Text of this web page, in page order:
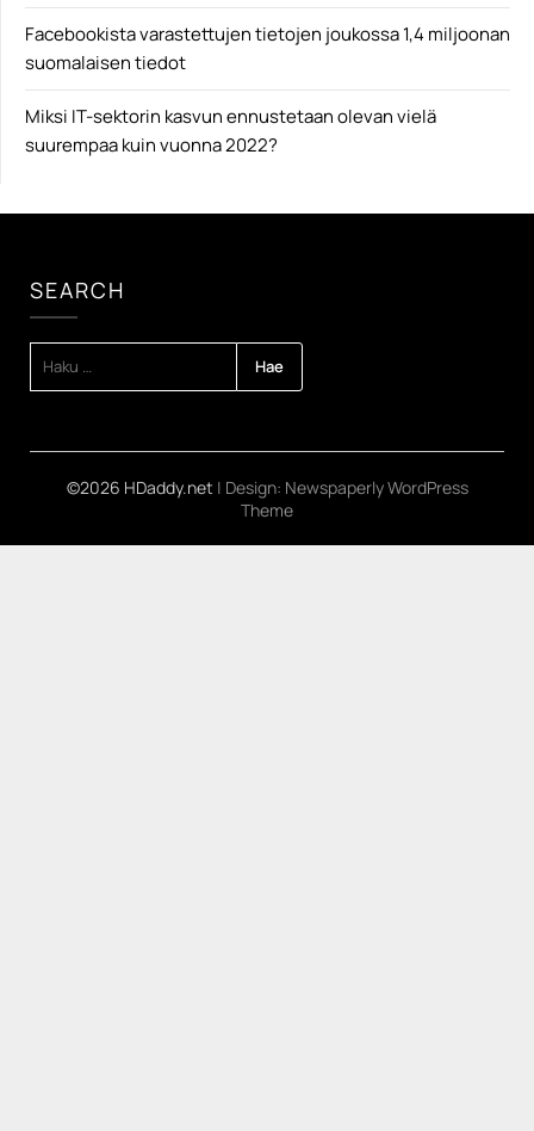
Facebookista varastettujen tietojen joukossa 1,4 miljoonan
suomalaisen tiedot
Miksi IT-sektorin kasvun ennustetaan olevan vielä
suurempaa kuin vuonna 2022?
SEARCH
©2026 HDaddy.net | Design: Newspaperly WordPress
Theme